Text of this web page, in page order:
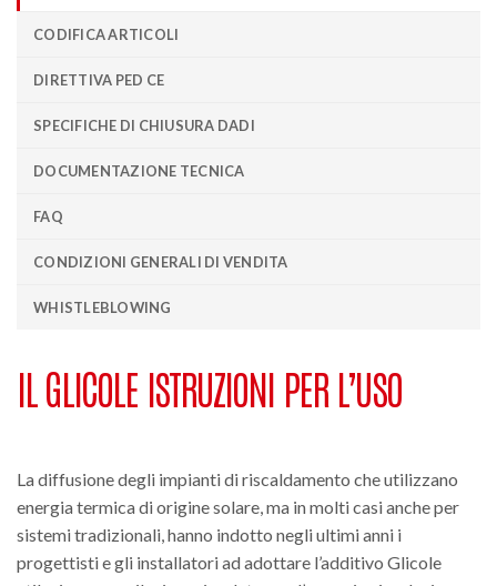
CODIFICA ARTICOLI
DIRETTIVA PED CE
SPECIFICHE DI CHIUSURA DADI
DOCUMENTAZIONE TECNICA
FAQ
CONDIZIONI GENERALI DI VENDITA
WHISTLEBLOWING
IL GLICOLE ISTRUZIONI PER L’USO
La diffusione degli impianti di riscaldamento che utilizzano
energia termica di origine solare, ma in molti casi anche per
sistemi tradizionali, hanno indotto negli ultimi anni i
progettisti e gli installatori ad adottare l’additivo Glicole